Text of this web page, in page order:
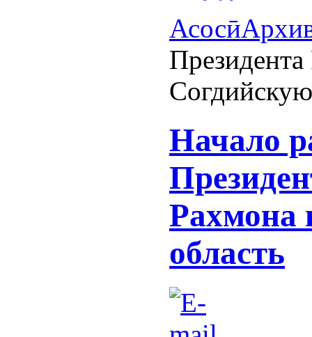
Асосӣ
Начало
Рахмона
область